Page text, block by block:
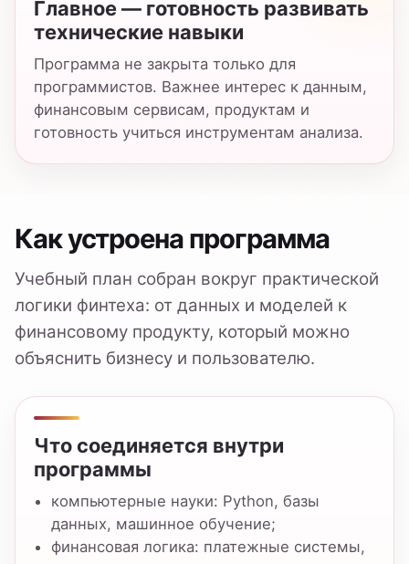
Как устроена программа
Учебный план собран вокруг практической
логики финтеха: от данных и моделей к
финансовому продукту, который можно
объяснить бизнесу и пользователю.
Что соединяется внутри
программы
компьютерные науки: Python, базы
данных, машинное обучение;
финансовая логика: платежные системы,
рынок, регулирование;
защита решений.
Архитектура компетенций